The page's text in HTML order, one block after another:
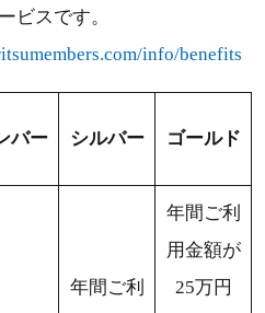
ビスです。
info/benefits
バー シルバー ゴールド
年間ご利
年間ご利
用金額が
25万円